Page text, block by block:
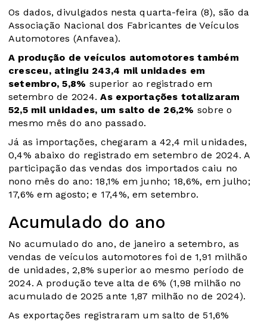
Os dados, divulgados nesta quarta-feira (8), são da
Associação Nacional dos Fabricantes de Veículos
Automotores (Anfavea).
A produção de veículos automotores também
cresceu, atingiu 243,4 mil unidades em
setembro, 5,8% superior ao registrado em
setembro de 2024.As exportações totalizaram
52,5 mil unidades, um salto de 26,2% sobre o
mesmo mês do ano passado.
Já as importações, chegaram a 42,4 mil unidades,
0,4% abaixo do registrado em setembro de 2024. A
participação das vendas dos importados caiu no
nono mês do ano: 18,1% em junho; 18,6%, em julho;
17,6% em agosto; e 17,4%, em setembro.
Acumulado do ano
No acumulado do ano, de janeiro a setembro, as
vendas de veículos automotores foi de 1,91 milhão
de unidades, 2,8% superior ao mesmo período de
2024. A produção teve alta de 6% (1,98 milhão no
acumulado de 2025 ante 1,87 milhão no de 2024).
As exportações registraram um salto de 51,6%